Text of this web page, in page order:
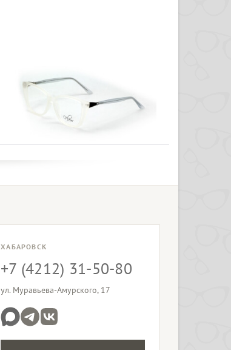
ХАБАРОВСК
+7 (4212) 31-50-80
ул. Муравьева-Амурского, 17